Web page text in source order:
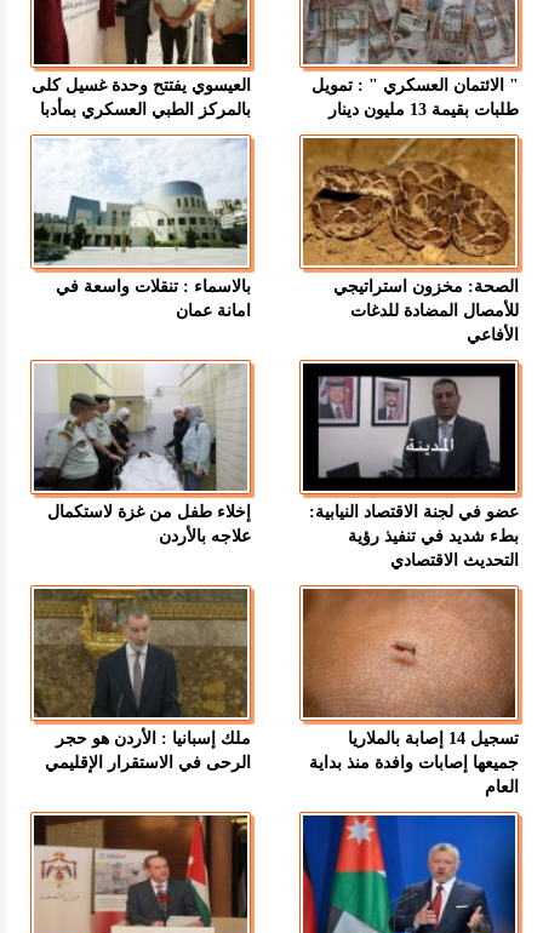
" الائتمان العسكري " : تمويل
طلبات بقيمة 13 مليون دينار
العيسوي يفتتح وحدة غسيل كلى
بالمركز الطبي العسكري بمأدبا
الصحة: مخزون استراتيجي
للأمصال المضادة للدغات
الأفاعي
بالاسماء : تنقلات واسعة في
امانة عمان
عضو في لجنة الاقتصاد النيابية:
بطء شديد في تنفيذ رؤية
التحديث الاقتصادي
إخلاء طفل من غزة لاستكمال
علاجه بالأردن
تسجيل 14 إصابة بالملاريا
جميعها إصابات وافدة منذ بداية
العام
ملك إسبانيا : الأردن هو حجر
الرحى في الاستقرار الإقليمي